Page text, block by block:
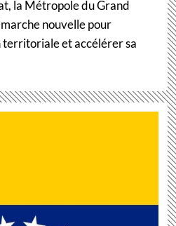
la Métropole du Grand
nouvelle pour
territoriale et accélérer sa